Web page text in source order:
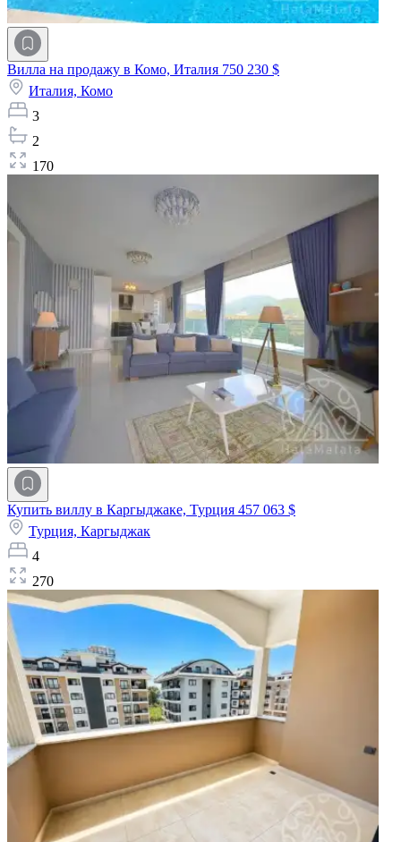
Вилла на продажу в Комо, Италия 750 230 $
Италия, Комо
3
2
170
Купить виллу в Каргыджаке, Турция 457 063 $
Турция, Каргыджак
4
270